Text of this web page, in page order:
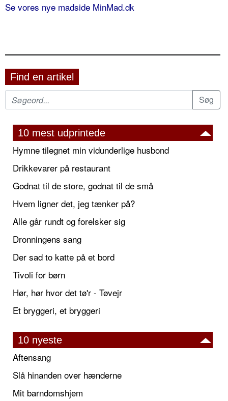
Se vores nye madside MinMad.dk
Find en artikel
10 mest udprintede
Hymne tilegnet min vidunderlige husbond
Drikkevarer på restaurant
Godnat til de store, godnat til de små
Hvem ligner det, jeg tænker på?
Alle går rundt og forelsker sig
Dronningens sang
Der sad to katte på et bord
Tivoli for børn
Hør, hør hvor det tø'r - Tøvejr
Et bryggeri, et bryggeri
10 nyeste
Aftensang
Slå hinanden over hænderne
Mit barndomshjem